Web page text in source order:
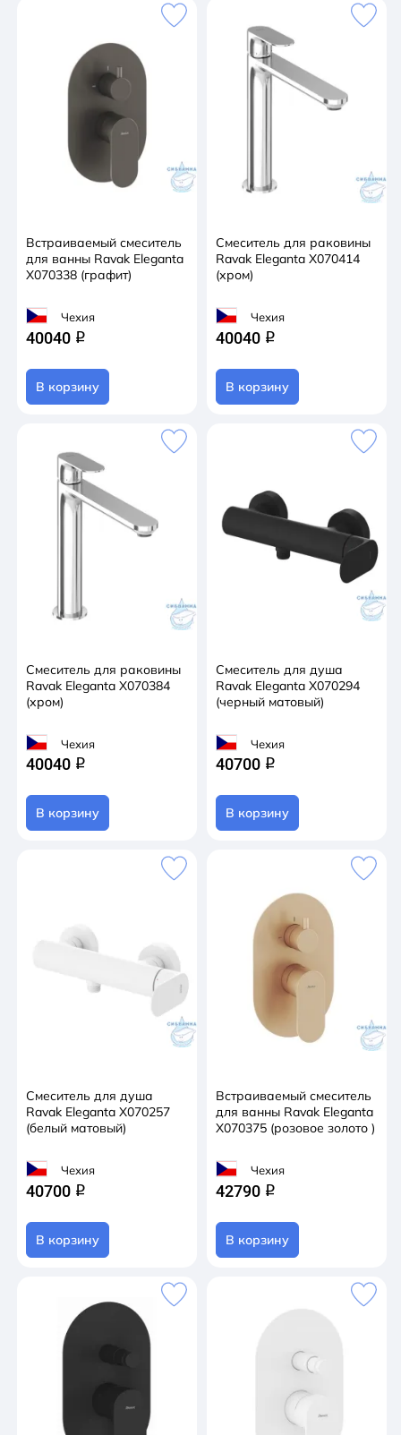
Встраиваемый смеситель
для ванны Ravak Eleganta
X070338 (графит)
Чехия
40040 q
В корзину
Смеситель для раковины
Ravak Eleganta X070414
(хром)
Чехия
40040 q
В корзину
Смеситель для раковины
Ravak Eleganta X070384
(хром)
Чехия
40040 q
В корзину
Смеситель для душа
Ravak Eleganta X070294
(черный матовый)
Чехия
40700 q
В корзину
Смеситель для душа
Ravak Eleganta X070257
(белый матовый)
Чехия
40700 q
В корзину
Встраиваемый смеситель
для ванны Ravak Eleganta
X070375 (розовое золото )
Чехия
42790 q
В корзину